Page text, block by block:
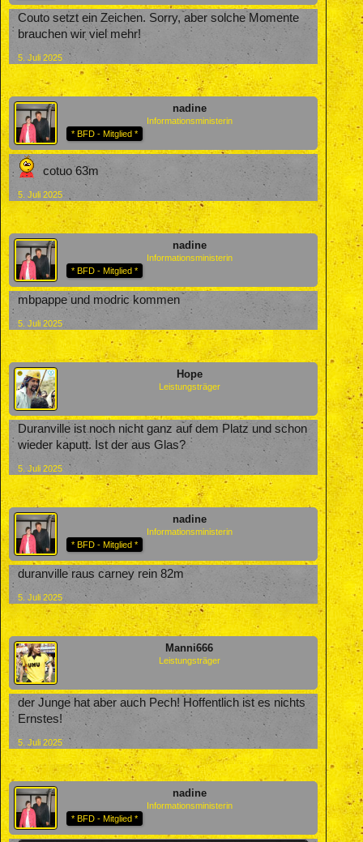
Couto setzt ein Zeichen. Sorry, aber solche Momente
brauchen wir viel mehr!
5. Juli 2025
nadine
Informationsministerin
* BFD - Mitglied *
cotuo 63m
5. Juli 2025
nadine
Informationsministerin
* BFD - Mitglied *
mbpappe und modric kommen
5. Juli 2025
Hope
Leistungsträger
Duranville ist noch nicht ganz auf dem Platz und schon
wieder kaputt. Ist der aus Glas?
5. Juli 2025
nadine
Informationsministerin
* BFD - Mitglied *
duranville raus carney rein 82m
5. Juli 2025
Manni666
Leistungsträger
der Junge hat aber auch Pech! Hoffentlich ist es nichts
Ernstes!
5. Juli 2025
nadine
Informationsministerin
* BFD - Mitglied *